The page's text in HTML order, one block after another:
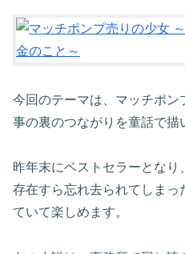
今回のテーマは、マッチポ
事の裏のつながりを童話で描
昨年末にベストセラーとな
存在すら忘れ去られてしまっ
ていて楽しめます。